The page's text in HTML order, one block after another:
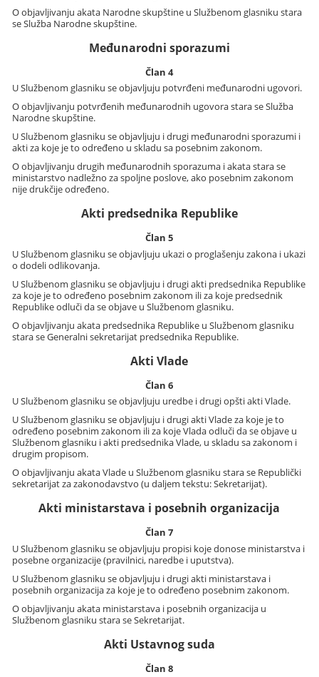
O objavljivanju akata Narodne skupštine u Službenom glasniku stara
se Služba Narodne skupštine.
Međunarodni sporazumi
Član 4
U Službenom glasniku se objavljuju potvrđeni međunarodni ugovori.
O objavljivanju potvrđenih međunarodnih ugovora stara se Služba
Narodne skupštine.
U Službenom glasniku se objavljuju i drugi međunarodni sporazumi i
akti za koje je to određeno u skladu sa posebnim zakonom.
O objavljivanju drugih međunarodnih sporazuma i akata stara se
ministarstvo nadležno za spoljne poslove, ako posebnim zakonom
nije drukčije određeno.
Akti predsednika Republike
Član 5
U Službenom glasniku se objavljuju ukazi o proglašenju zakona i ukazi
o dodeli odlikovanja.
U Službenom glasniku se objavljuju i drugi akti predsednika Republike
za koje je to određeno posebnim zakonom ili za koje predsednik
Republike odluči da se objave u Službenom glasniku.
O objavljivanju akata predsednika Republike u Službenom glasniku
stara se Generalni sekretarijat predsednika Republike.
Akti Vlade
Član 6
U Službenom glasniku se objavljuju uredbe i drugi opšti akti Vlade.
U Službenom glasniku se objavljuju i drugi akti Vlade za koje je to
određeno posebnim zakonom ili za koje Vlada odluči da se objave u
Službenom glasniku i akti predsednika Vlade, u skladu sa zakonom i
drugim propisom.
O objavljivanju akata Vlade u Službenom glasniku stara se Republički
sekretarijat za zakonodavstvo (u daljem tekstu: Sekretarijat).
Akti ministarstava i posebnih organizacija
Član 7
U Službenom glasniku se objavljuju propisi koje donose ministarstva i
posebne organizacije (pravilnici, naredbe i uputstva).
U Službenom glasniku se objavljuju i drugi akti ministarstava i
posebnih organizacija za koje je to određeno posebnim zakonom.
O objavljivanju akata ministarstava i posebnih organizacija u
Službenom glasniku stara se Sekretarijat.
Akti Ustavnog suda
Član 8